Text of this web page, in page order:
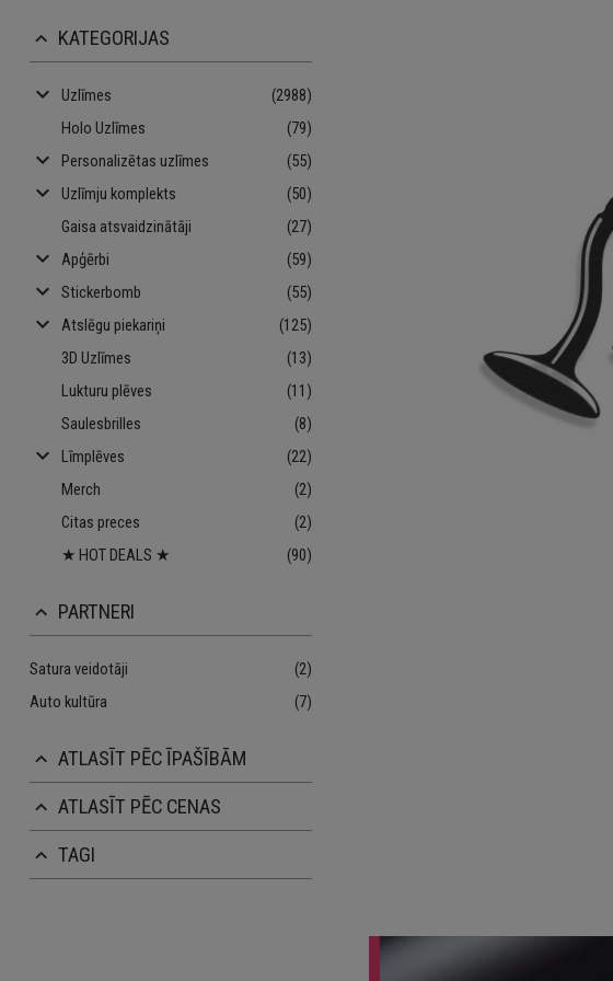
keyboard_arrow_up KATEGORIJAS
keyboard_arrow_down Uzlīmes
(2988)
Holo Uzlīmes
(79)
keyboard_arrow_down Personalizētas uzlīmes (55)
keyboard_arrow_down Uzlīmju komplekts
(50)
Gaisa atsvaidzinātāji
(27)
keyboard_arrow_down Apģērbi (59)
keyboard_arrow_down Stickerbomb (55)
keyboard_arrow_down Atslēgu piekariņi
(125)
3D Uzlīmes
(13)
Lukturu plēves
(11)
Saulesbrilles
(8)
keyboard_arrow_down Līmplēves
(22)
Merch
(2)
Citas preces
(2)
★ HOT DEALS ★
(90)
keyboard_arrow_up PARTNERI
Satura veidotāji
(2)
Auto kultūra
(7)
keyboard_arrow_up ATLASĪT PĒC ĪPAŠĪBĀM
keyboard_arrow_up ATLASĪT PĒC CENAS
keyboard_arrow_up TAGI